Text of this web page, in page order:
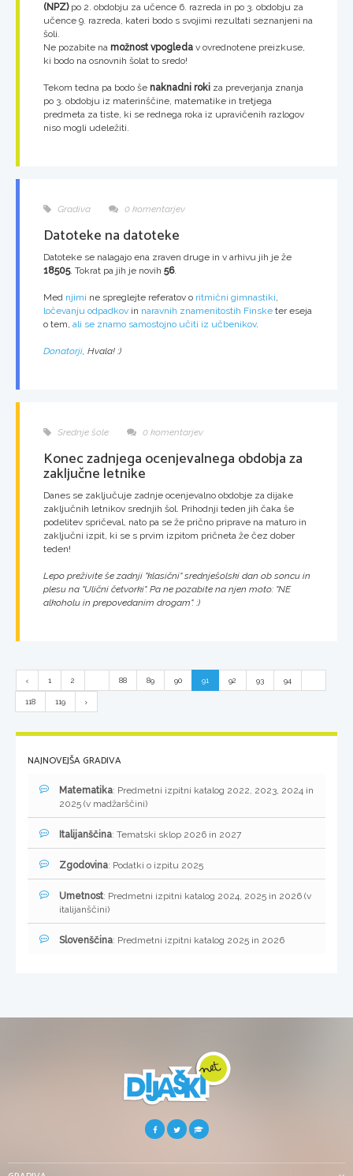
(NPZ)po 2. obdobju za učence 6. razreda in po 3. obdobju za
učence 9. razreda, kateri bodo s svojimi rezultati seznanjeni na
šoli.
Ne pozabite na možnost vpogleda v ovrednotene preizkuse,
ki bodo na osnovnih šolat to sredo!
Tekom tedna pa bodo še naknadni roki za preverjanja znanja
po 3. obdobju iz materinščine, matematike in tretjega
predmeta za tiste, ki se rednega roka iz upravičenih razlogov
niso mogli udeležiti.
Gradiva 0 komentarjev
Datoteke na datoteke
Datoteke se nalagajo ena zraven druge in v arhivu jih je že
18505. Tokrat pa jih je novih 56.
Med njimi ne spreglejte referatov o ritmični gimnastiki
ločevanju odpadkov in naravnih znamenitostih Finske ter eseja
o tem, ali se znamo samostojno učiti iz učbenikov.
Donatorji , Hvala! :)
Srednje šole 0 komentarjev
Konec zadnjega ocenjevalnega obdobja za
zaključne letnike
Danes se zaključuje zadnje ocenjevalno obdobje za dijake
zaključnih letnikov srednjih šol. Prihodnji teden jih čaka še
podelitev spričeval, nato pa se že prično priprave na maturo in
zaključni izpit, ki se s prvim izpitom pričneta že čez dober
teden!
Lepo preživite še zadnji "klasični" srednješolski dan ob soncu in
plesu na "Ulični četvorki". Pa ne pozabite na njen moto: "NE
alkoholu in prepovedanim drogam". :)
1 2 88 89 90 91 92 93 94
118 119
NAJNOVEJŠA GRADIVA
Matematika: Predmetni izpitni katalog 2022, 2023, 2024 in
2025 (v madžarščini)
Italijanščina: Tematski sklop 2026 in 2027
Zgodovina: Podatki o izpitu 2025
Umetnost: Predmetni izpitni katalog 2024, 2025 in 2026 (v
italijanščini)
Slovenščina: Predmetni izpitni katalog 2025 in 2026